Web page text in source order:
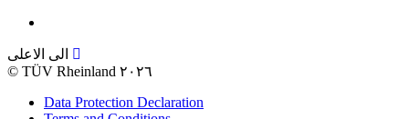
الى الاعلى
©
TÜV Rheinland ٢٠٢٦
Data Protection Declaration